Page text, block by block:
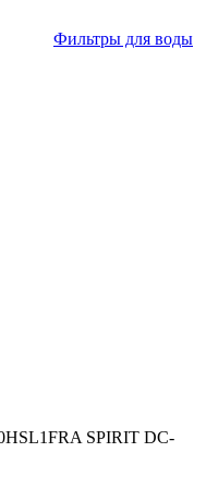
Фильтры для воды
SPIRIT DC-